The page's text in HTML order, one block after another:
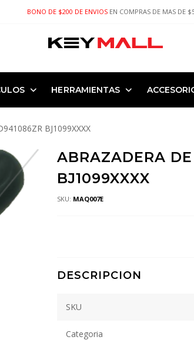
BONO DE $200 DE ENVIOS EN COMPRAS DE MAS DE
HERRAMIENTAS
BJ1099XXXX
ABRAZADERA
BJ1099XXXX
SKU: MAQ007E
DESCRIPCION
SKU
Categoria